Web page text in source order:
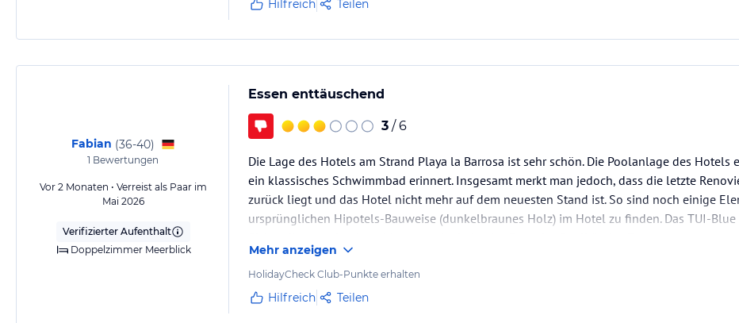
•Fußball, Reiten
•Golfplätze: TUI Golf Academy in Novo Sancti Petri ca. 2 km (Shuttleservice), Lomas ca. 5 km und La Estancia ca. 5 km.
Hinweis: Allgemeine und unverbindliche Hoteliers-/Veranstalter-/Kataloginformationen. Alle Angaben ohne
Gewähr und ohne Prüfung durch HolidayCheck. Bitte lies vor der Buchung die verbindlichen Angebotsdetailsdes
Hilfreich Teilen
Fabian (36-40)
1 Bewertungen
Vor 2 Monaten • Verreist als Paar im
Mai 2026
Verifizierter Aufenthalt
Doppelzimmer Meerblick
Essen enttäuschend
3 / 6
Die Lage des Hotels am Strand Playa la Barrosa ist sehr schön. Die Poolanlage des Hotels
ein klassisches Schwimmbad erinnert. Insgesamt merkt man jedoch, dass die letzte
zurück liegt und das Hotel nicht mehr auf dem neuesten Stand ist. So sind noch einige
ursprünglichen Hipotels-Bauweise (dunkelbraunes Holz) im Hotel zu finden. Das TUI-
Mehr anzeigen
HolidayCheck Club-Punkte erhalten
Hilfreich Teilen